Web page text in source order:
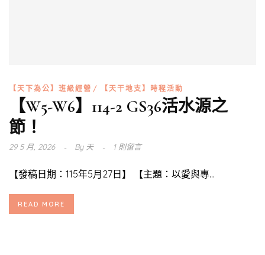
【天下為公】班級經營 【天干地支】時程活動
【W5-W6】114-2 GS36活水源之
節！
29 5 月, 2026 By天 1 則留言
【發稿日期：115年5月27日】 【主題：以愛與專...
READ MORE